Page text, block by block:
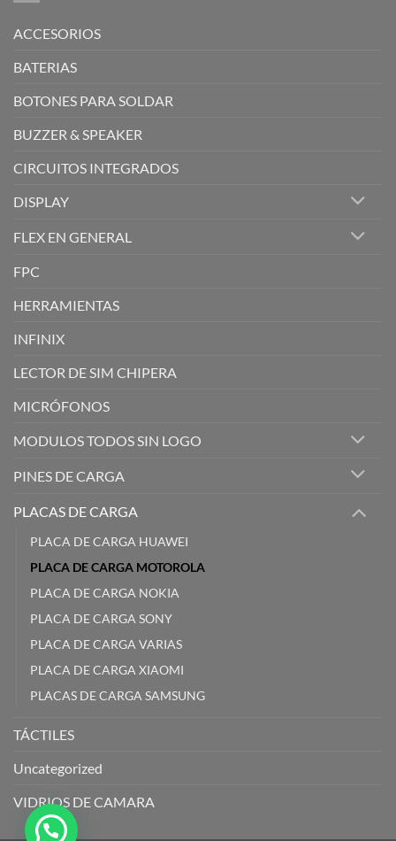
ACCESORIOS
BATERIAS
BOTONES PARA SOLDAR
BUZZER & SPEAKER
CIRCUITOS INTEGRADOS
DISPLAY
FLEX EN GENERAL
FPC
HERRAMIENTAS
INFINIX
LECTOR DE SIM CHIPERA
MICRÓFONOS
MODULOS TODOS SIN LOGO
PINES DE CARGA
PLACAS DE CARGA
PLACA DE CARGA HUAWEI
PLACA DE CARGA MOTOROLA
PLACA DE CARGA NOKIA
PLACA DE CARGA SONY
PLACA DE CARGA VARIAS
PLACA DE CARGA XIAOMI
PLACAS DE CARGA SAMSUNG
TÁCTILES
Uncategorized
VIDRIOS DE CAMARA